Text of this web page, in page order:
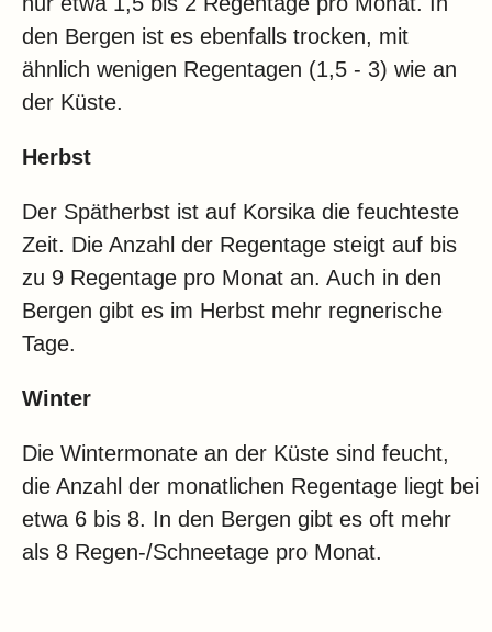
den Bergen ist es ebenfalls trocken, mit
ähnlich wenigen Regentagen (1,5 - 3) wie an
der Küste.
Herbst
Der Spätherbst ist auf Korsika die feuchteste
Zeit. Die Anzahl der Regentage steigt auf bis
zu 9 Regentage pro Monat an. Auch in den
Bergen gibt es im Herbst mehr regnerische
Tage.
Winter
Die Wintermonate an der Küste sind feucht,
die Anzahl der monatlichen Regentage liegt bei
etwa 6 bis 8. In den Bergen gibt es oft mehr
als 8 Regen-/Schneetage pro Monat.